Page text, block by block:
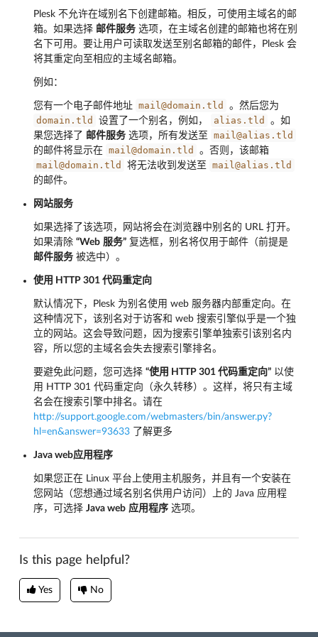
Plesk 不允许在域别名下创建邮箱。相反，可使用主域名的邮
箱。如果选择 邮件服务 选项，在主域名创建的邮箱也将在别
名下可用。要让用户可读取发送至别名邮箱的邮件，Plesk 会
将其重定向至相应的主域名邮箱。
例如：
您有一个电子邮件地址 mail@domain.tld 。然后您为
domain.tld 设置了一个别名，例如， alias.tld
。如
果您选择了 邮件服务 选项，所有发送至 mail@alias.tld
的邮件将显示在 mail@domain.tld 。否则，该邮箱
mail@domain.tld 将无法收到发送至 mail@alias.tld
的邮件。
网站服务
如果选择了该选项，网站将会在浏览器中别名的 URL 打开。
如果清除 “Web 服务” 复选框，别名将仅用于邮件（前提是
邮件服务 被选中）。
使用 HTTP 301 代码重定向
默认情况下，Plesk 为别名使用 web 服务器内部重定向。在
这种情况下，该别名对于访客和 web 搜索引擎似乎是一个独
立的网站。这会导致问题，因为搜索引擎单独索引该别名内
容，所以您的主域名会失去搜索引擎排名。
要避免此问题，您可选择 “使用 HTTP 301 代码重定向” 以使
用 HTTP 301 代码重定向（永久转移）。这样，将只有主域
名会在搜索引擎中排名。请在
http://support.google.com/webmasters/bin/answer.py?
hl=en&answer=93633 了解更多
Java web应用程序
如果您正在 Linux 平台上使用主机服务，并且有一个安装在
您网站（您想通过域名别名供用户访问）上的 Java 应用程
序，可选择 Java web 应用程序 选项。
Is this page helpful?
Yes No